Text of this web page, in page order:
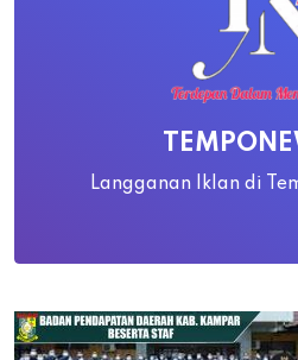
Langganan Iklan di